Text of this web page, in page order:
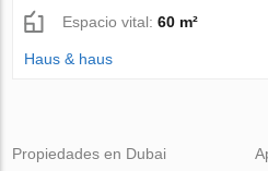
Espacio vital:60 m²
Haus & haus
Propiedades en Dubai